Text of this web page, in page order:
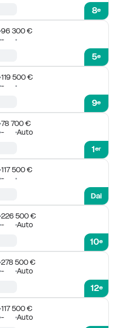
8e
96 300 €
-
5e
119 500 €
-
9e
78 700 €
- Auto
1er
117 500 €
-
Dai
226 500 €
- Auto
10e
278 500 €
- Auto
12e
117 500 €
-
Auto